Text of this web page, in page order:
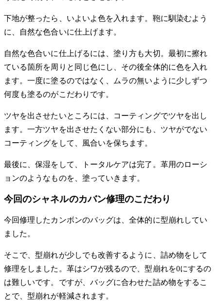
下地が整ったら、いよいよ色を入れます。鞄に馴染むよう
に、自然な色合いに仕上げます。
自然な色合いに仕上げるには、塗り方も大切。最初に擦れ
ている箇所を周りと同じ色にし、その後全体的に色を入れ
ます。一度に塗るのではなく、ムラの無いように少しずつ
何度も塗るのがこだわりです。
ツヤを出させたいところには、コーティングでツヤを出し
ます。一方ツヤを出させたくない部分にも、ツヤがでない
コーティングをして、風合いを保ちます。
最後に、保湿をして、トータルケアは完了。革用のローシ
ョンのようなものを、塗っていきます。
今回のシャネルのカバン修理のこだわり
今回修理したカンボンのバッグは、全体的に型崩れしてい
ました。
そこで、型崩れが少しでも改善するように、詰め物をして
修理をしました。革はシワが残るので、型崩れを0にするの
は難しいです。ですが、バッグに合わせた詰め物をするこ
とで、型崩れが軽減されます。